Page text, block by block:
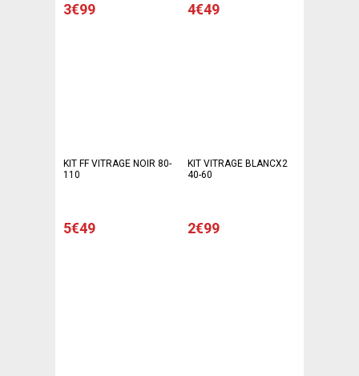
3€99 4€49
KIT FF VITRAGE NOIR 80-
110
5€49
KIT VITRAGE BLANCX2
40-60
2€99